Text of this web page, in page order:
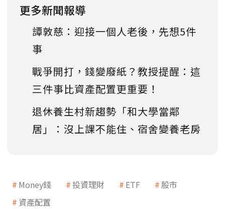
更多新聞報導
譚敦慈：迎接一個人老後，先想5件
事
戰爭開打，錢變廢紙？教授提醒：這
三件事比資產配置更重要！
退休養生村新趨勢「和大學當鄰
居」：沒上課不能住、宿舍變養老房
Money錢 投資理財 ETF
股市
資產配置